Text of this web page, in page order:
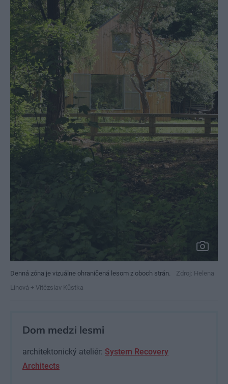
Denná zóna je vizuálne ohraničená lesom z oboch strán.
Zdroj: Helena
Línová + Vítězslav Kůstka
Dom medzi lesmi
architektonický ateliér: System Recovery
Architects